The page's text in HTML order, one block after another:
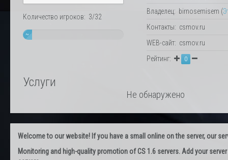
Количество игроков: 3/32
~
Владелец: birnosemisem (
Контакты: csmov.ru
WEB-сайт: csmov.ru
Рейтинг:
0
Услуги
Не обнаружено
Welcome to our website! If you have a small online on the server, our
Monitoring and high-quality promotion of CS 1.6 servers. Add your